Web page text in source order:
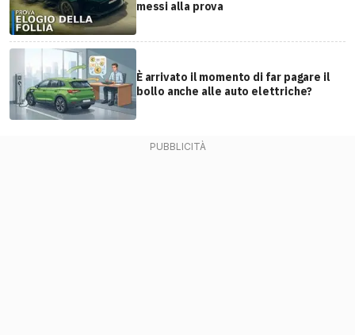
messi alla prova
È arrivato il momento di far pagare il
bollo anche alle auto elettriche?